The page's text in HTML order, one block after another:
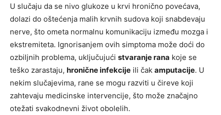
U slučaju da se nivo glukoze u krvi hronično povećava,
dolazi do oštećenja malih krvnih sudova koji snabdevaju
nerve, što ometa normalnu komunikaciju između mozga i
ekstremiteta. Ignorisanjem ovih simptoma može doći do
ozbiljnih problema, uključujući stvaranje rana koje se
teško zarastaju, hronične infekcije ili čak amputacije. U
nekim slučajevima, rane se mogu razviti u čireve koji
zahtevaju medicinske intervencije, što može značajno
otežati svakodnevni život obolelih.